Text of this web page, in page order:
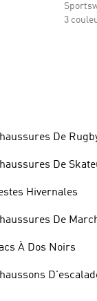
3
De
De
Hivernales
De
À Dos Noirs